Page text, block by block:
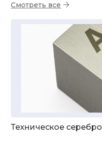
Смотреть все
Техническое серебро